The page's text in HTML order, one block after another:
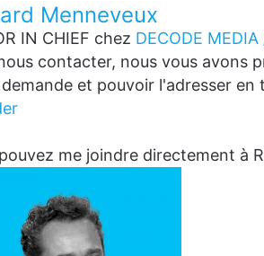
Menneveux
IN CHIEF chez DECODE
contacter, nous vous avons
et pouvoir l'adresser
me joindre directement à